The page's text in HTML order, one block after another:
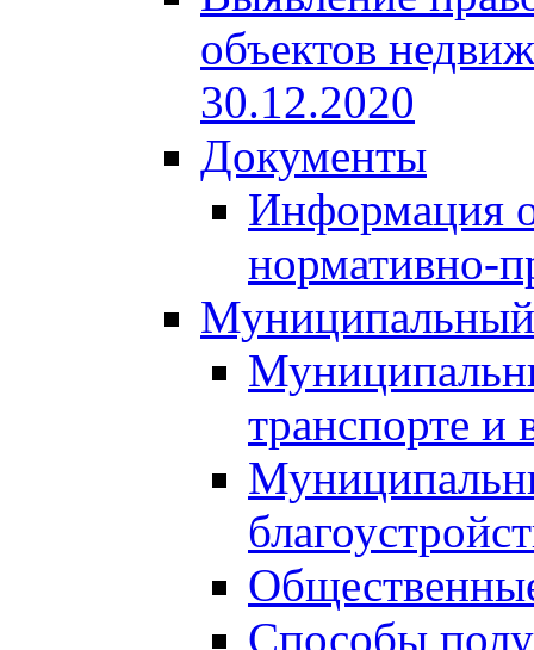
объектов
30.12.2020
Документы
Информация
нормативно-
Муниципальный
транспорте и
Способы